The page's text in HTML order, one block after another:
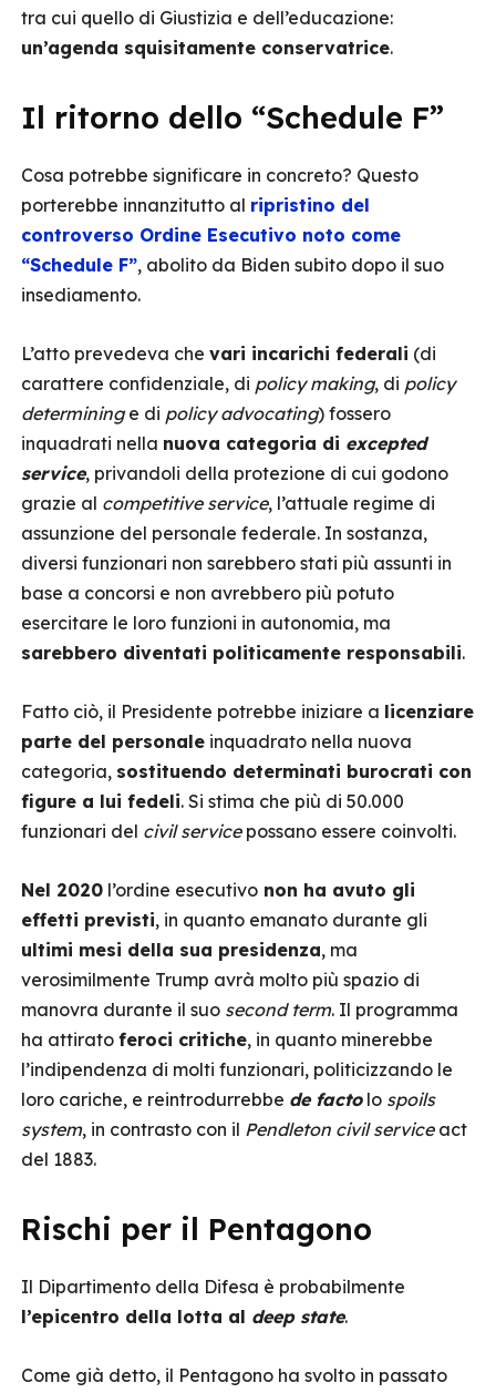
tra cui quello di Giustizia e dell’educazione:
un’agenda squisitamente conservatrice.
Il ritorno dello “Schedule F”
Cosa potrebbe significare in concreto? Questo
porterebbe innanzitutto al ripristino del
controverso Ordine Esecutivo noto come
“Schedule F”, abolito da Biden subito dopo il suo
insediamento.
L’atto prevedeva che vari incarichi federali (di
carattere confidenziale, di policy making, di policy
determininge di policy advocating) fossero
inquadrati nella nuova categoria di excepted
service, privandoli della protezione di cui godono
grazie al competitive service, l’attuale regime di
assunzione del personale federale. In sostanza,
diversi funzionari non sarebbero stati più assunti in
base a concorsi e non avrebbero più potuto
esercitare le loro funzioni in autonomia, ma
sarebbero diventati politicamente responsabili.
Fatto ciò, il Presidente potrebbe iniziare a licenziare
parte del personale inquadrato nella nuova
categoria, sostituendo determinati burocrati con
figure a lui fedeli. Si stima che più di 50.000
funzionari del civil service possano essere coinvolti.
Nel 2020 l’ordine esecutivo non ha avuto gli
effetti previsti, in quanto emanato durante gli
ultimi mesi della sua presidenza, ma
verosimilmente Trump avrà molto più spazio di
manovra durante il suo second term. Il programma
ha attirato feroci critiche, in quanto minerebbe
l’indipendenza di molti funzionari, politicizzando le
loro cariche, e reintrodurrebbe de factolo spoils
system, in contrasto con il Pendleton civil serviceact
del 1883.
Rischi per il Pentagono
Il Dipartimento della Difesa è probabilmente
l’epicentro della lotta al deep state.
Come già detto, il Pentagono ha svolto in passato